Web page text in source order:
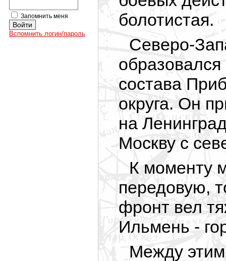
Запомнить меня
Вспомнить логин/пароль
болотистая.
Северо-
состава
округа. Он
на
Москву с
К моменту
передовую,
фронт вел
Ильмень -
Между